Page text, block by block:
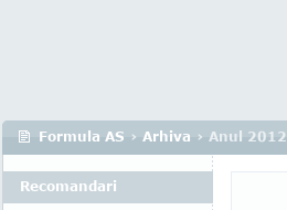
Formula AS › Arhiva › Anul 2012
Recomandari